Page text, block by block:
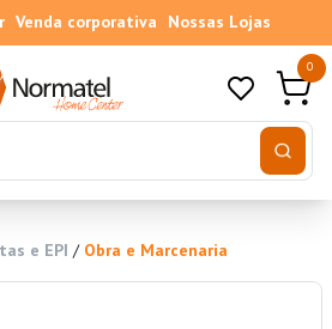
Venda corporativa Nossas Lojas
0
e EPI / Obra e Marcenaria